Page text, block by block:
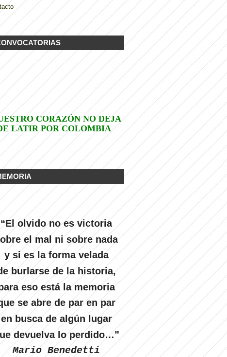
CORAZÓN NO DEJA
LATIR POR COLOMBIA
“El olvido no es victoria
el mal ni sobre nada
y si es la forma velada
burlarse de la historia,
eso está la memoria
se abre de par en par
en busca de algún lugar
devuelva lo perdido…”
Mario Benedetti